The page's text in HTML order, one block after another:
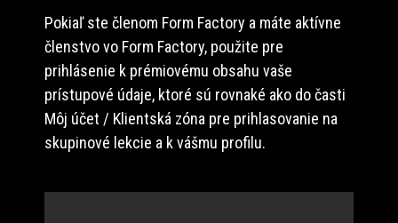
Pokiaľ ste členom Form Factory a máte aktívne
členstvo vo Form Factory, použite pre
prihlásenie k prémiovému obsahu vaše
prístupové údaje, ktoré sú rovnaké ako do časti
Môj účet / Klientská zóna pre prihlasovanie na
skupinové lekcie a k vášmu profilu.